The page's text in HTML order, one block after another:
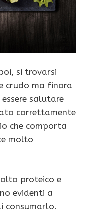
si trovarsi
crudo ma finora
salutare
correttamente
che comporta
molto
proteico e
evidenti a
consumarlo.